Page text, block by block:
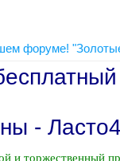
форуме!
-
и торжественный